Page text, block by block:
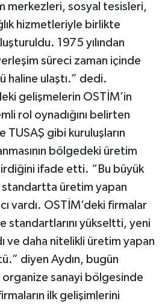
merkezleri, sosyal tesisleri,
hizmetleriyle birlikte
1975 yılından
süreci zaman içinde
haline ulaştı.” dedi.
gelişmelerin OSTİM’in
rol oynadığını belirten
TUSAŞ gibi kuruluşların
bölgedeki üretim
ifade etti. “Bu büyük
standartta üretim yapan
vardı. OSTİM’deki firmalar
standartlarını yükseltti, yeni
ve daha nitelikli üretim yapan
diyen Aydın, bugün
organize sanayi bölgesinde
ilk gelişimlerini